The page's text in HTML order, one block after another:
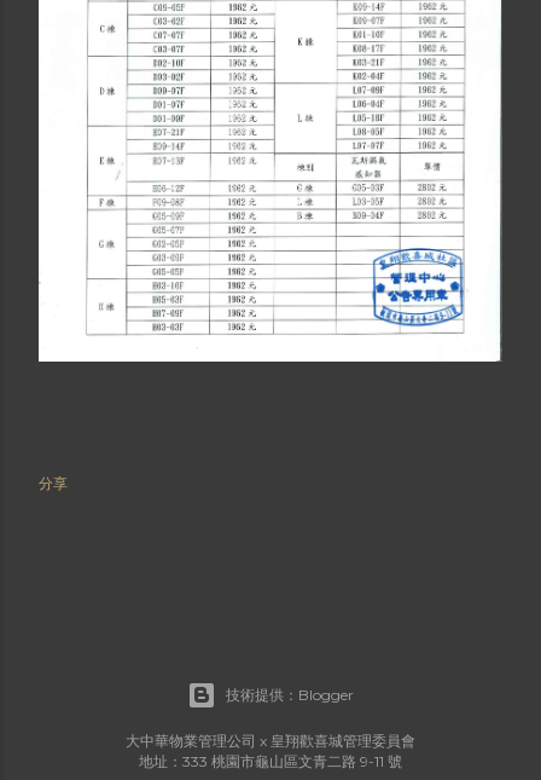
分享
技術提供：Blogger
大中華物業管理公司 x 皇翔歡喜城管理委員會
地址：333 桃園市龜山區文青二路 9-11 號